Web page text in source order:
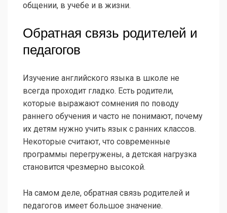
общении, в учебе и в жизни.
Обратная связь родителей и
педагогов
Изучение английского языка в школе не
всегда проходит гладко. Есть родители,
которые выражают сомнения по поводу
раннего обучения и часто не понимают, почему
их детям нужно учить язык с ранних классов.
Некоторые считают, что современные
программы перегружены, а детская нагрузка
становится чрезмерно высокой.
На самом деле, обратная связь родителей и
педагогов имеет большое значение.